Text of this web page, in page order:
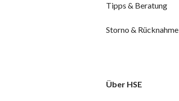
Tipps & Beratung
Storno & Rücknahme
Über HSE